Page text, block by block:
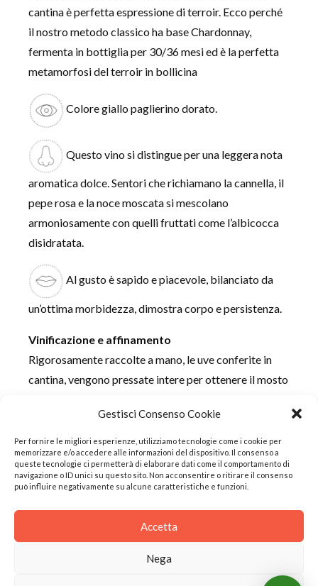
Gestisci Consenso Cookie
Per fornire le migliori esperienze, utilizziamo tecnologie come i cookie per
memorizzare e/o accedere alle informazioni del dispositivo. Il consenso a
queste tecnologie ci permetterà di elaborare dati come il comportamento di
navigazione o ID unici su questo sito. Non acconsentire o ritirare il consenso
può influire negativamente su alcune caratteristiche e funzioni.
Accetta
Nega
cantina è perfetta espressione di terroir. Ecco perché
il nostro metodo classico ha base Chardonnay,
fermenta in bottiglia per 30/36 mesi ed è la perfetta
metamorfosi del terroir in bollicina
Colore giallo paglierino dorato.
Questo vino si distingue per una leggera nota
aromatica dolce. Sentori che richiamano la cannella, il
pepe rosa e la noce moscata si mescolano
armoniosamente con quelli fruttati come l’albicocca
disidratata.
Al gusto è sapido e piacevole, bilanciato da
un’ottima morbidezza, dimostra corpo e persistenza.
Vinificazione e affinamento
Rigorosamente raccolte a mano, le uve conferite in
cantina, vengono pressate intere per ottenere il mosto
Il vino ottenuto viene lasciato affinare sui lieviti in
vasche d’acciaio circa tre mesi e successivamente
imbottigliato per la presa di spuma. Rimane in
bottiglia fino alla sboccatura, alla quale segue un